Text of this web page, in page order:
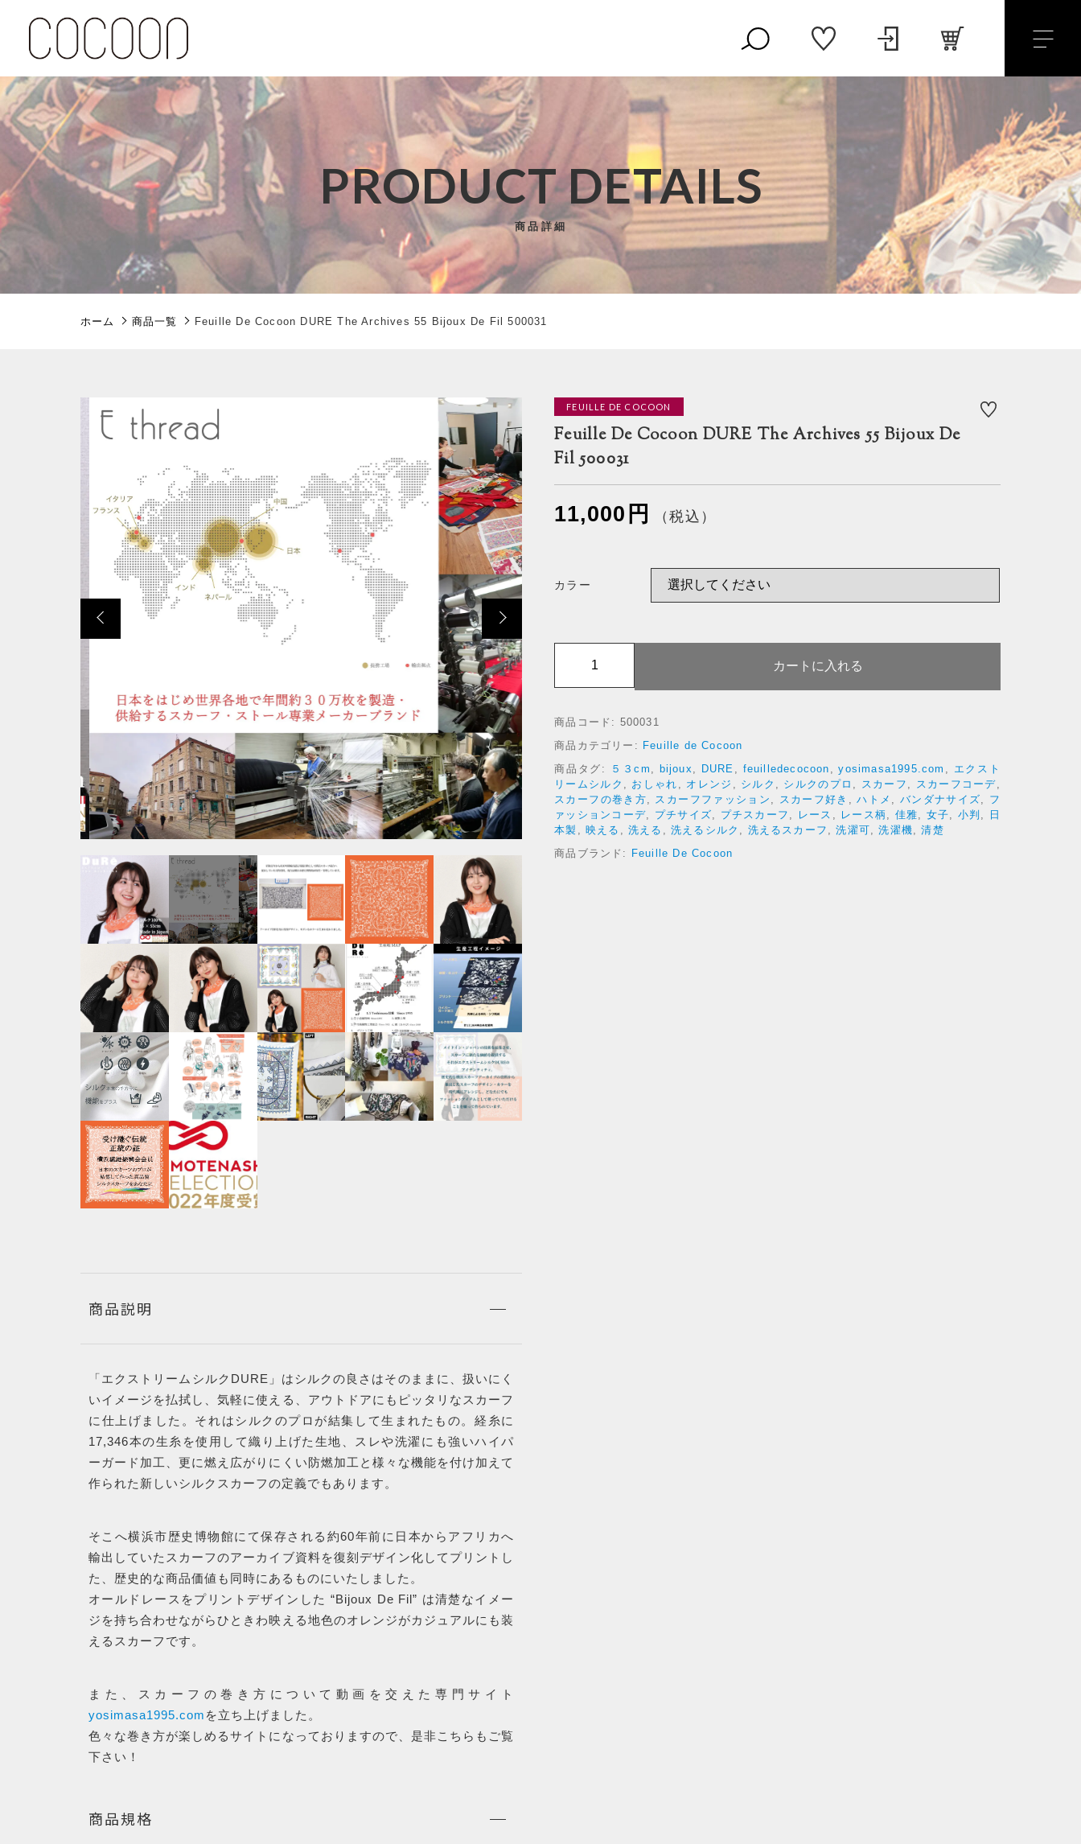
RANKING
商品ランキング
SALE
NEW ITEM
CHECKED
ORDER
PRODUCT DETAILS
商品詳細
ホーム 商品一覧 Feuille De Cocoon DURE The Archives 55 Bijoux De Fil 500031
商品説明
「エクストリームシルクDURE」はシルクの良さはそのままに、扱いにく
いイメージを払拭し、気軽に使える、アウトドアにもピッタリなスカーフ
に仕上げました。それはシルクのプロが結集して生まれたもの。経糸に
17,346本の生糸を使用して織り上げた生地、スレや洗濯にも強いハイパ
ーガード加工、更に燃え広がりにくい防燃加工と様々な機能を付け加えて
作られた新しいシルクスカーフの定義でもあります。
そこへ横浜市歴史博物館にて保存される約60年前に日本からアフリカへ
輸出していたスカーフのアーカイブ資料を復刻デザイン化してプリントし
た、歴史的な商品価値も同時にあるものにいたしました。
オールドレースをプリントデザインした “Bijoux De Fil” は清楚なイメー
ジを持ち合わせながらひときわ映える地色のオレンジがカジュアルにも装
えるスカーフです。
また、スカーフの巻き方について動画を交えた専門サイト
yosimasa1995.com を立ち上げました。
色々な巻き方が楽しめるサイトになっておりますので、是非こちらもご覧
下さい！
商品規格
FEUILLE DE COCOON
Feuille De Cocoon DURE The Archives 55 Bijoux De
Fil 500031
11,000 円 （税込）
カラー
l
l
D
e
C
o
o
カートに入れる
商品コード: 500031
商品カテゴリー: Feuille de Cocoon
商品タグ:
５３cm , bijoux , DURE , feuilledecocoon ,yosimasa1995.com , エクスト
リームシルク , おしゃれ , オレンジ , シルク , シルクのプロ , スカーフ , スカーフコーデ,
スカーフの巻き方, スカーフファッション , スカーフ好き ,ハトメ , バンダナサイズ, フ
ァッションコーデ, プチサイズ, プチスカーフ , レース , レース柄 , 佳雅, 女子, 小判 ,
日
本製 , 映える , 洗える , 洗えるシルク , 洗えるスカーフ ,洗濯可,洗濯機,清楚
商品ブランド:
Feuille De Cocoon
カートに商品を追加しました
Feuille De Cocoon DURE The Archives 55 Bijoux De Fil 500031
（税込）
ショッピングを続ける カートを確認する
親カテゴリ 子カテゴリ
価格帯
並び順